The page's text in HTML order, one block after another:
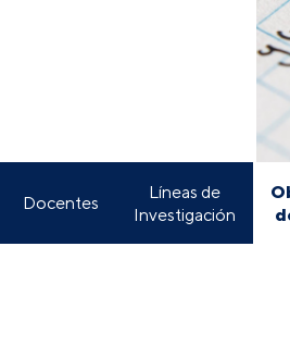
Docentes
Líneas de
Investigación